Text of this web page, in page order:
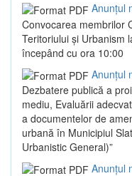
Anunțul
Convocarea membrilor
Teritoriului și Urbanism
începând cu ora 10:00
Anunțul
Dezbatere publică a
mediu, Evaluării
a documentelor de
urbană în Municipiul
Urbanistic General)”
Anunțul